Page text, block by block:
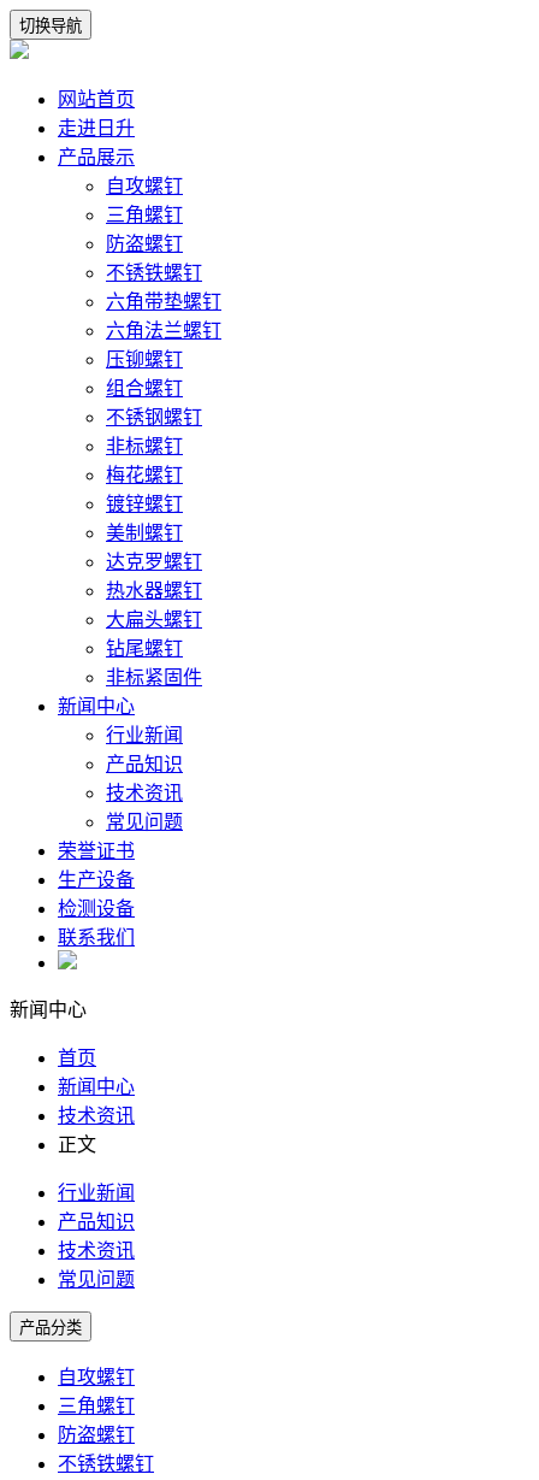
切换导航
网站首页
走进日升
产品展示
自攻螺钉
三角螺钉
防盗螺钉
不锈铁螺钉
六角带垫螺钉
六角法兰螺钉
压铆螺钉
组合螺钉
不锈钢螺钉
非标螺钉
梅花螺钉
镀锌螺钉
美制螺钉
达克罗螺钉
热水器螺钉
大扁头螺钉
钻尾螺钉
非标紧固件
新闻中心
行业新闻
产品知识
技术资讯
常见问题
荣誉证书
生产设备
检测设备
联系我们
新闻中心
首页
新闻中心
技术资讯
正文
行业新闻
产品知识
技术资讯
常见问题
产品分类
自攻螺钉
三角螺钉
防盗螺钉
不锈铁螺钉